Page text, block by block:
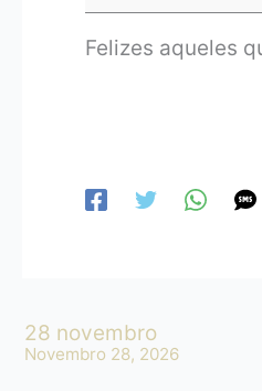
Felizes aqueles
28 novembro
Novembro 28, 2026